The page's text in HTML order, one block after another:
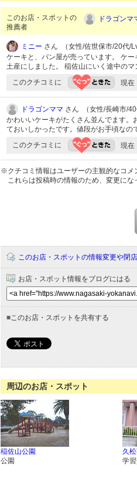
このお店・スポットの
推薦者
ドラゴンマ
ミニー さん （女性/佐世保市/20代/
ケーキと、パン屋が売っています。 ケ
土産にしました。 稲佐山にいく途中の
このクチコミに 現在
ドラゴンママ さん （女性/長崎市/40
かわいいケーキがたくさん並んでます。
ておいしかったです。値段がお手頃なの
このクチコミに 現在
※クチコミ情報はユーザーの主観的なコメ
これらは投稿時の情報のため、変更にな
このお店・スポットの情報変更や閉
お店・スポット情報をブログにはる
■このお店・スポットを共有する
周辺のお店・スポット
稲佐山公園
公園
久
学